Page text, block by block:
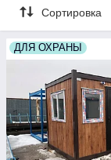
утеплённый
утеплённый
Сортировка
ДЛЯ ОХРАНЫ